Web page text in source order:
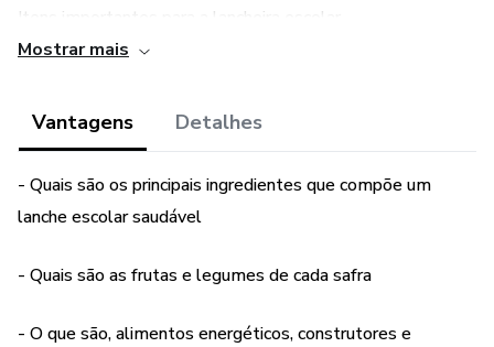
Itens importantes para a lancheira escolar
e muito mais!
Bônus: Lista de compras
Mostrar mais
Vantagens Detalhes
- Quais são os principais ingredientes que compõe um
lanche escolar saudável
- Quais são as frutas e legumes de cada safra
- O que são, alimentos energéticos, construtores e